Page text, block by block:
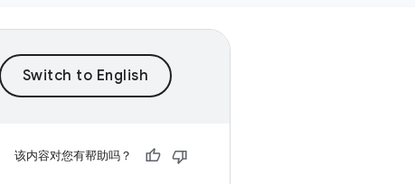
该内容对您有帮助吗？